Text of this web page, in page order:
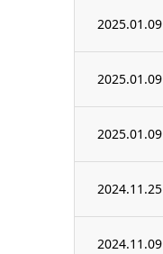
2025.01.09
2025.01.09
2025.01.09
2024.11.25
2024.11.09